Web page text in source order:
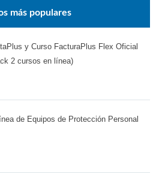
más populares
y Curso FacturaPlus Flex Oficial
2 cursos en línea)
de Equipos de Protección Personal